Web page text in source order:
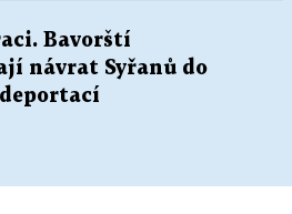
Bavorští
návrat Syřanů do